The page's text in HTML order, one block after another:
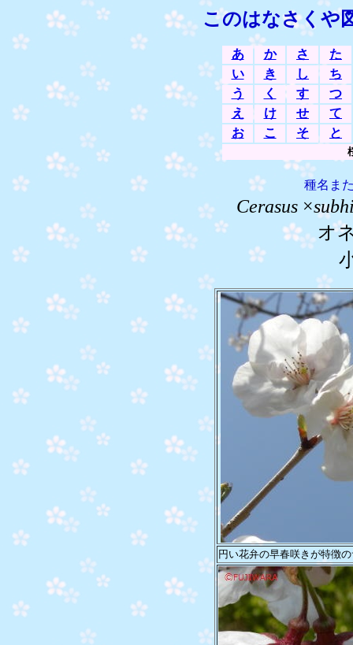
このはなさくや
あ か さ
た
い
き し
ち
う
く す
つ
え
け せ
て
お
こ そ と
種名ま
Cerasus ×
オ
円い花弁の早春咲きが特徴